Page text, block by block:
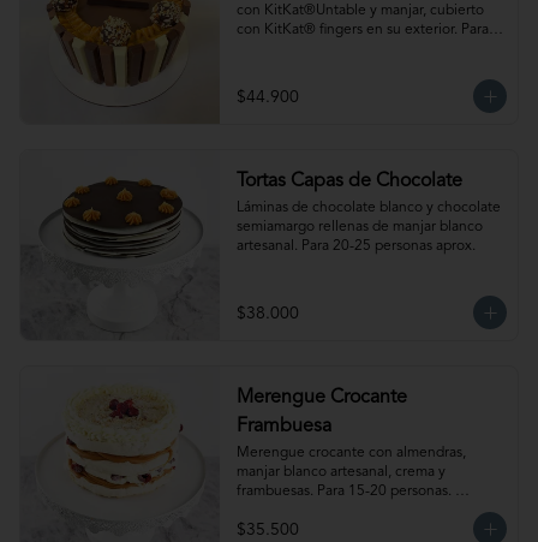
con KitKat®Untable y manjar, cubierto
con KitKat® fingers en su exterior. Para
temperatura ambiente antes de servir.
$44.900
Tortas Capas de Chocolate
Láminas de chocolate blanco y chocolate
semiamargo rellenas de manjar blanco
artesanal. Para 20-25 personas aprox.
$38.000
Merengue Crocante
Frambuesa
Merengue crocante con almendras,
manjar blanco artesanal, crema y
frambuesas. Para 15-20 personas.
descongelar 2.5 a 3.5 horas a
$35.500